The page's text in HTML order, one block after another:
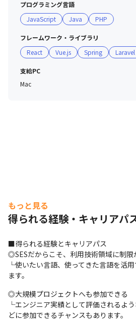
プログラミング言語
JavaScript
Java PHP
フレームワーク・ライブラリ
React
Vue.js Spring Laravel
支給PC
Mac
もっと見る
得られる経験・キャリアパ
■得られる経験とキャリアパス
◎SESだからこそ、利用技術領域に制限
└使いたい言語、使ってきた言語を活
ます。
◎大規模プロジェクトへも参加できる
└エンジニア実績として評価されるよ
どに参加できるチャンスもあります。